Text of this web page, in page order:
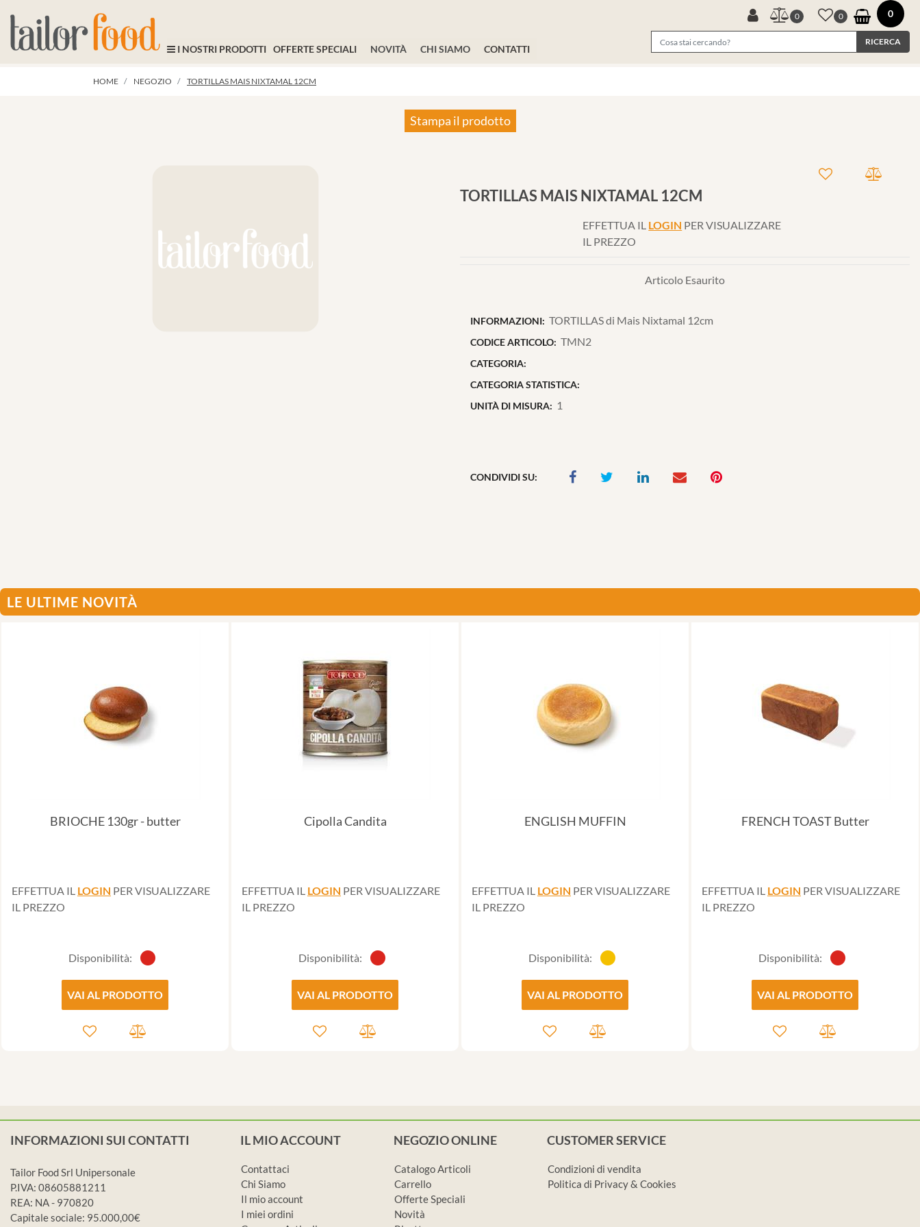
I NOSTRI PRODOTTI OFFERTE SPECIALI NOVITÀ CHI SIAMO CONTATTI
0 0 0
HOME NEGOZIO TORTILLAS MAIS NIXTAMAL 12CM
Stampa il prodotto
TORTILLAS MAIS NIXTAMAL 12CM
EFFETTUA IL LOGIN PER VISUALIZZARE
IL PREZZO
Articolo Esaurito
INFORMAZIONI: TORTILLAS di Mais Nixtamal 12cm
CODICE ARTICOLO: TMN2
CATEGORIA:
CATEGORIA STATISTICA:
UNITÀ DI MISURA: 1
CONDIVIDI SU:
LE ULTIME NOVITÀ
BRIOCHE 130gr - butter
EFFETTUA IL LOGIN PER VISUALIZZARE
IL PREZZO
Disponibilità:
VAI AL PRODOTTO
Cipolla Candita
EFFETTUA IL LOGIN PER VISUALIZZARE
IL PREZZO
Disponibilità:
VAI AL PRODOTTO
ENGLISH MUFFIN
EFFETTUA IL LOGIN PER VISUALIZZARE
IL PREZZO
Disponibilità:
VAI AL PRODOTTO
FRENCH TOAST Butter
EFFETTUA IL LOGIN PER VISUALIZZARE
IL PREZZO
Disponibilità:
VAI AL PRODOTTO
INFORMAZIONI SUI CONTATTI
Tailor Food Srl Unipersonale
P.IVA: 08605881211
REA: NA - 970820
Capitale sociale: 95.000,00€
IL MIO ACCOUNT
Contattaci
Chi Siamo
Il mio account
I miei ordini
NEGOZIO ONLINE
Catalogo Articoli
Carrello
Offerte Speciali
Novità
CUSTOMER SERVICE
Condizioni di vendita
Politica di Privacy & Cookies